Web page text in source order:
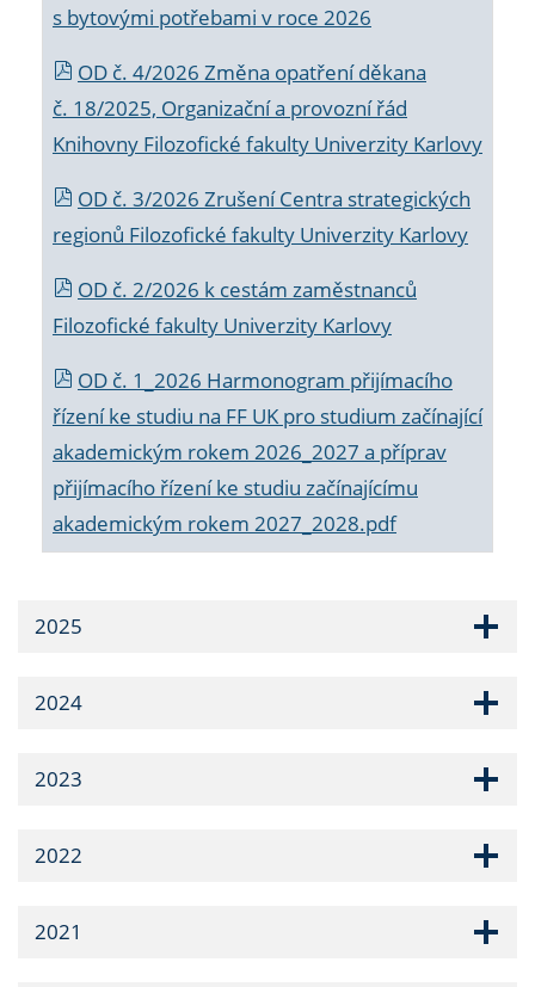
s bytovými potřebami v roce 2026
OD č. 4/2026 Změna opatření děkana
č. 18/2025, Organizační a provozní řád
Knihovny Filozofické fakulty Univerzity Karlovy
OD č. 3/2026 Zrušení Centra strategických
regionů Filozofické fakulty Univerzity Karlovy
OD č. 2/2026 k cestám zaměstnanců
Filozofické fakulty Univerzity Karlovy
OD č. 1_2026 Harmonogram přijímacího
řízení ke studiu na FF UK pro studium začínající
akademickým rokem 2026_2027 a příprav
přijímacího řízení ke studiu začínajícímu
akademickým rokem 2027_2028.pdf
2025
2024
2023
2022
2021